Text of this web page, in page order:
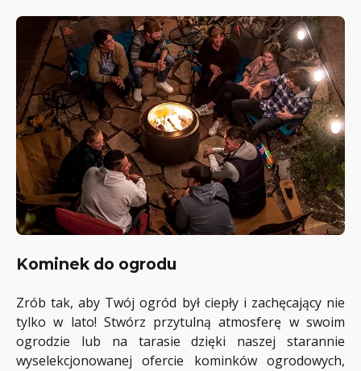
Kominek do ogrodu
Zrób tak, aby Twój ogród był ciepły i zachęcający nie
tylko w lato! Stwórz przytulną atmosferę w swoim
ogrodzie lub na tarasie dzięki naszej starannie
wyselekcjonowanej ofercie kominków ogrodowych,